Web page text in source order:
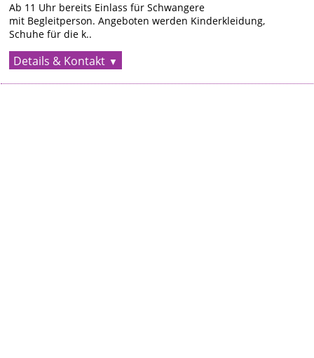
Ab 11 Uhr bereits Einlass für Schwangere
mit Begleitperson. Angeboten werden Kinderkleidung,
Schuhe für die k..
Details & Kontakt